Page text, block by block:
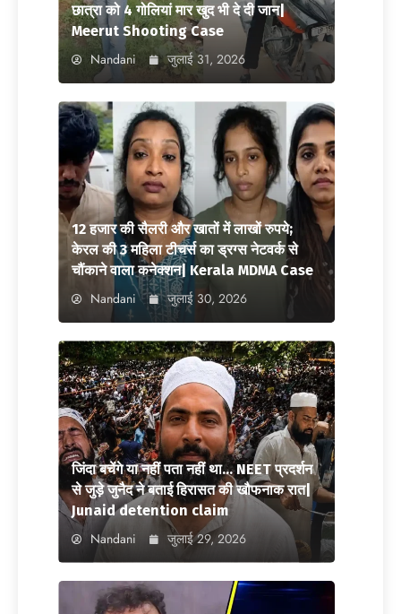
छात्रा को 4 गोलियां मार खुद भी दे दी जान|
Meerut Shooting Case
Nandani जुलाई 31, 2026
12 हजार की सैलरी और खातों में लाखों रुपये;
केरल की 3 महिला टीचर्स का ड्रग्स नेटवर्क से
चौंकाने वाला कनेक्शन| Kerala MDMA Case
Nandani जुलाई 30, 2026
जिंदा बचेंगे या नहीं पता नहीं था… NEET प्रदर्शन
से जुड़े जुनैद ने बताई हिरासत की खौफनाक रात|
Junaid detention claim
Nandani जुलाई 29, 2026